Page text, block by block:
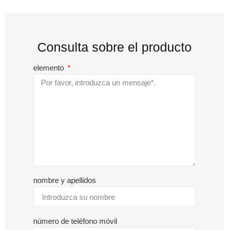
Consulta sobre el producto
elemento
nombre y apellidos
número de teléfono móvil